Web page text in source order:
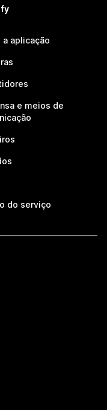
a aplicação
e meios de
do serviço